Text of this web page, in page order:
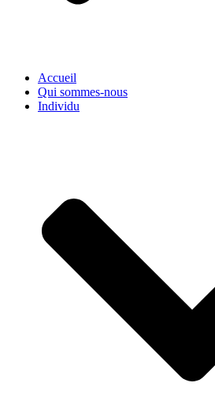
Accueil
Qui sommes-nous
Individu